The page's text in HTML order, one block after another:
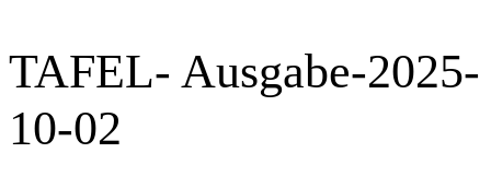
TAFEL- Ausgabe-2025-
10-02